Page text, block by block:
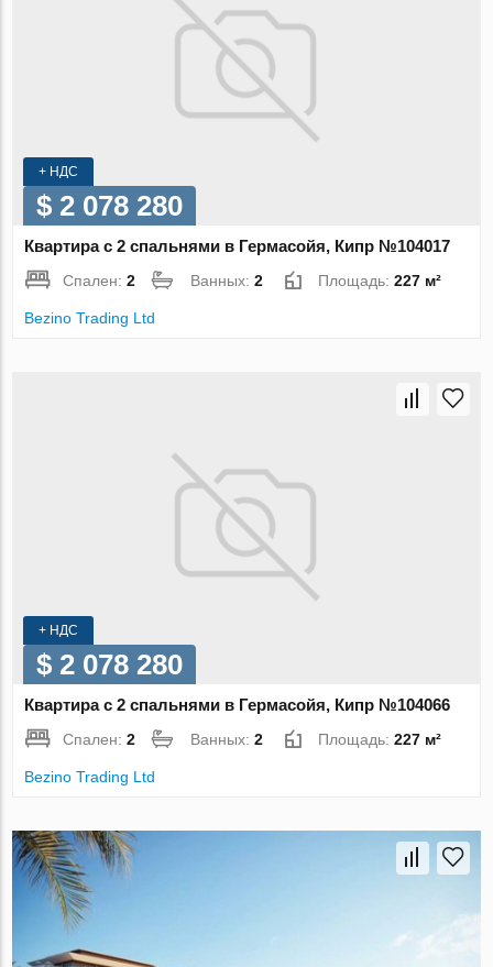
+ НДС
$ 2 078 280
Квартира с 2 спальнями в Гермасойя, Кипр №104017
Спален:2 Ванных:2 Площадь:227 м²
Bezino Trading Ltd
+ НДС
$ 2 078 280
Квартира с 2 спальнями в Гермасойя, Кипр №104066
Спален:2 Ванных:2 Площадь:227 м²
Bezino Trading Ltd